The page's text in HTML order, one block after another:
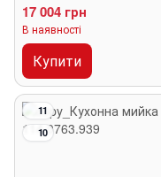
17 004 грн
В наявності
Купити
11
10